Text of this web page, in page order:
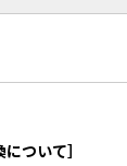
ついて］